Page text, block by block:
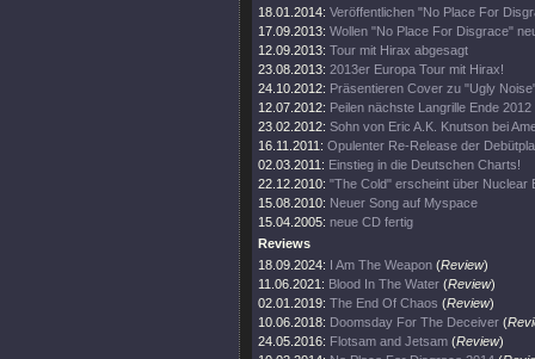
18.01.2014: Veröffentlichen "No Place For
17.09.2013: Wollen "No Place For Disgrace"
12.09.2013: Tour mit Hirax abgesagt
23.08.2013: 2013er Europa Tour mit Hirax!
24.10.2012: Präsentieren Cover zu "Ugly
12.07.2012: Peilen nächste Langrille Ende 2012
23.02.2012: Sohn von Eric A.K. Knutson bei
16.11.2011: Opulenter Re-Release der
02.03.2011: Einstieg in die Deutschen Charts!
22.12.2010: "The Cold" erscheint über Nuclear
15.08.2010: Neuer Song auf Myspace
15.04.2005: neue CD fertig
Reviews
18.09.2024: I Am The Weapon (Review)
11.06.2021: Blood In The Water (Review)
02.01.2019: The End Of Chaos (Review)
10.06.2018: Doomsday For The Deceiver (
24.05.2016: Flotsam and Jetsam (Review)